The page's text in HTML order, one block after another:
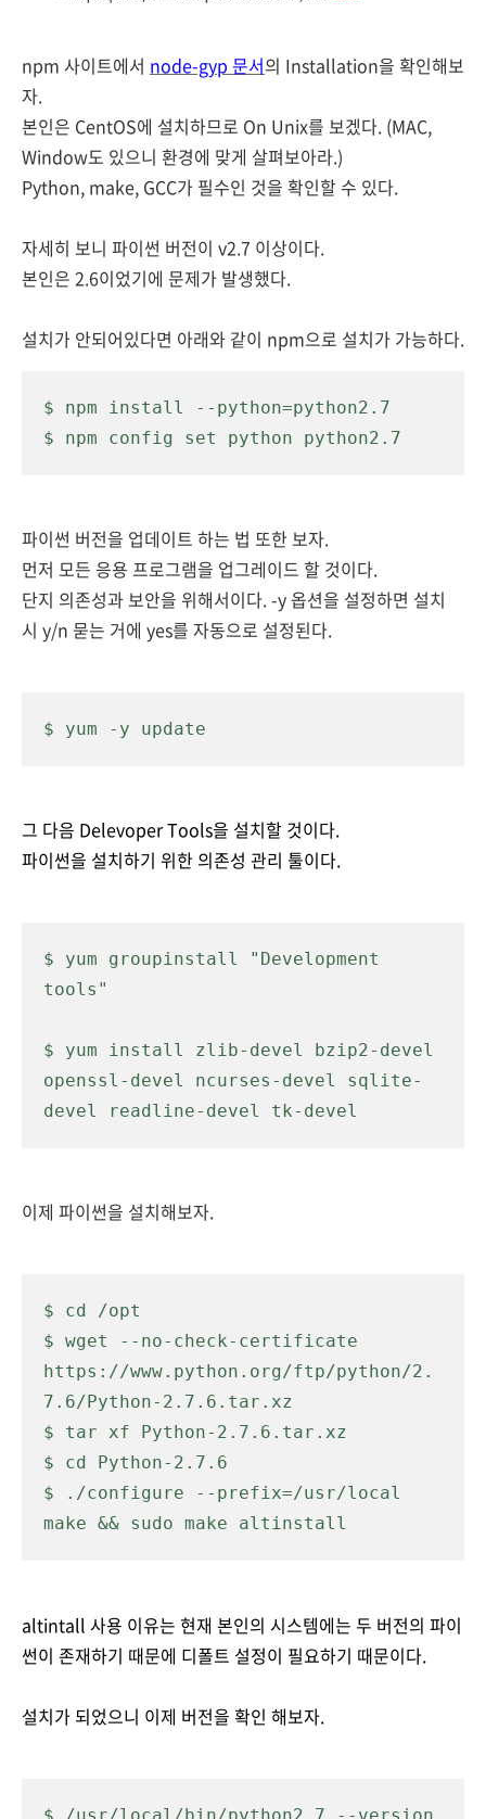
npm 사이트에서 node-gyp 문서의 Installation을 확인해보
자.
본인은 CentOS에 설치하므로 On Unix를 보겠다. (MAC,
Window도 있으니 환경에 맞게 살펴보아라.)
Python, make, GCC가 필수인 것을 확인할 수 있다.
자세히 보니 파이썬 버전이 v2.7 이상이다.
본인은 2.6이었기에 문제가 발생했다.
설치가 안되어있다면 아래와 같이 npm으로 설치가 가능하다.
$ npm install --python=python2.7
$ npm config set python python2.7
파이썬 버전을 업데이트 하는 법 또한 보자.
먼저 모든 응용 프로그램을 업그레이드 할 것이다.
단지 의존성과 보안을 위해서이다. -y 옵션을 설정하면 설치
시 y/n 묻는 거에 yes를 자동으로 설정된다.
$ yum -y update
그 다음 Delevoper Tools을 설치할 것이다.
파이썬을 설치하기 위한 의존성 관리 툴이다.
$ yum groupinstall "Development
tools"
$ yum install zlib-devel bzip2-devel
openssl-devel ncurses-devel sqlite-
devel readline-devel tk-devel
이제 파이썬을 설치해보자.
$ cd /opt
$ wget --no-check-certificate
https://www.python.org/ftp/python/2.
7.6/Python-2.7.6.tar.xz
$ tar xf Python-2.7.6.tar.xz
$ cd Python-2.7.6
$ ./configure --prefix=/usr/local
make && sudo make altinstall
altintall 사용 이유는 현재 본인의 시스템에는 두 버전의 파이
썬이 존재하기 때문에 디폴트 설정이 필요하기 때문이다.
설치가 되었으니 이제 버전을 확인 해보자.